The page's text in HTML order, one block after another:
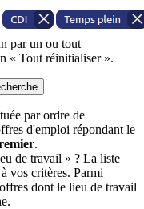
par un ou tout
« Tout réinitialiser ».
par ordre de
d'emploi répondant le
.
de travail » ? La liste
vos critères. Parmi
dont le lieu de travail